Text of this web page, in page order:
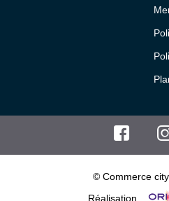
© Commerce
Réalisation